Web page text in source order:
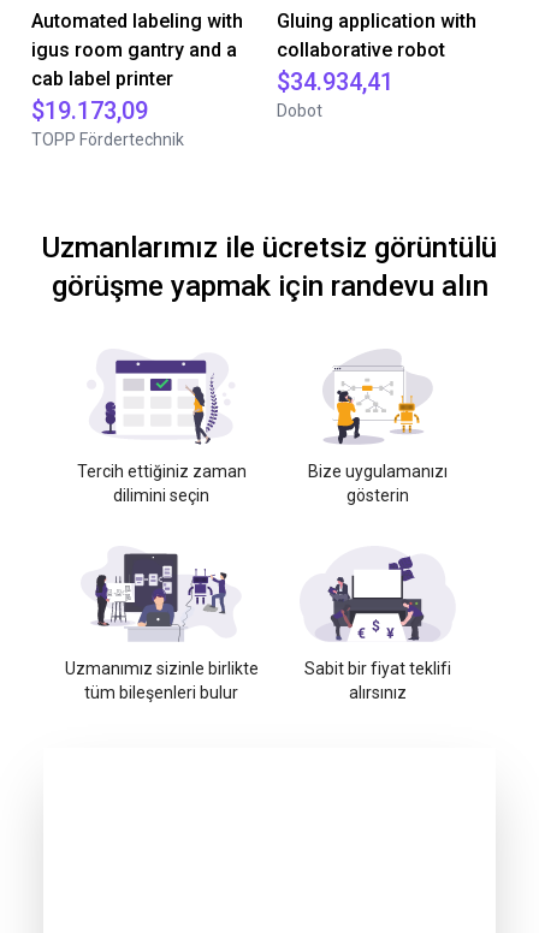
Automated labeling with
igus room gantry and a
cab label printer
$19.173,09
TOPP Fördertechnik
Gluing application with
collaborative robot
$34.934,41
Dobot
Uzmanlarımız ile ücretsiz görüntülü
görüşme yapmak için randevu alın
Tercih ettiğiniz zaman
dilimini seçin
Bize uygulamanızı
gösterin
Uzmanımız sizinle birlikte
tüm bileşenleri bulur
Sabit bir fiyat teklifi
alırsınız